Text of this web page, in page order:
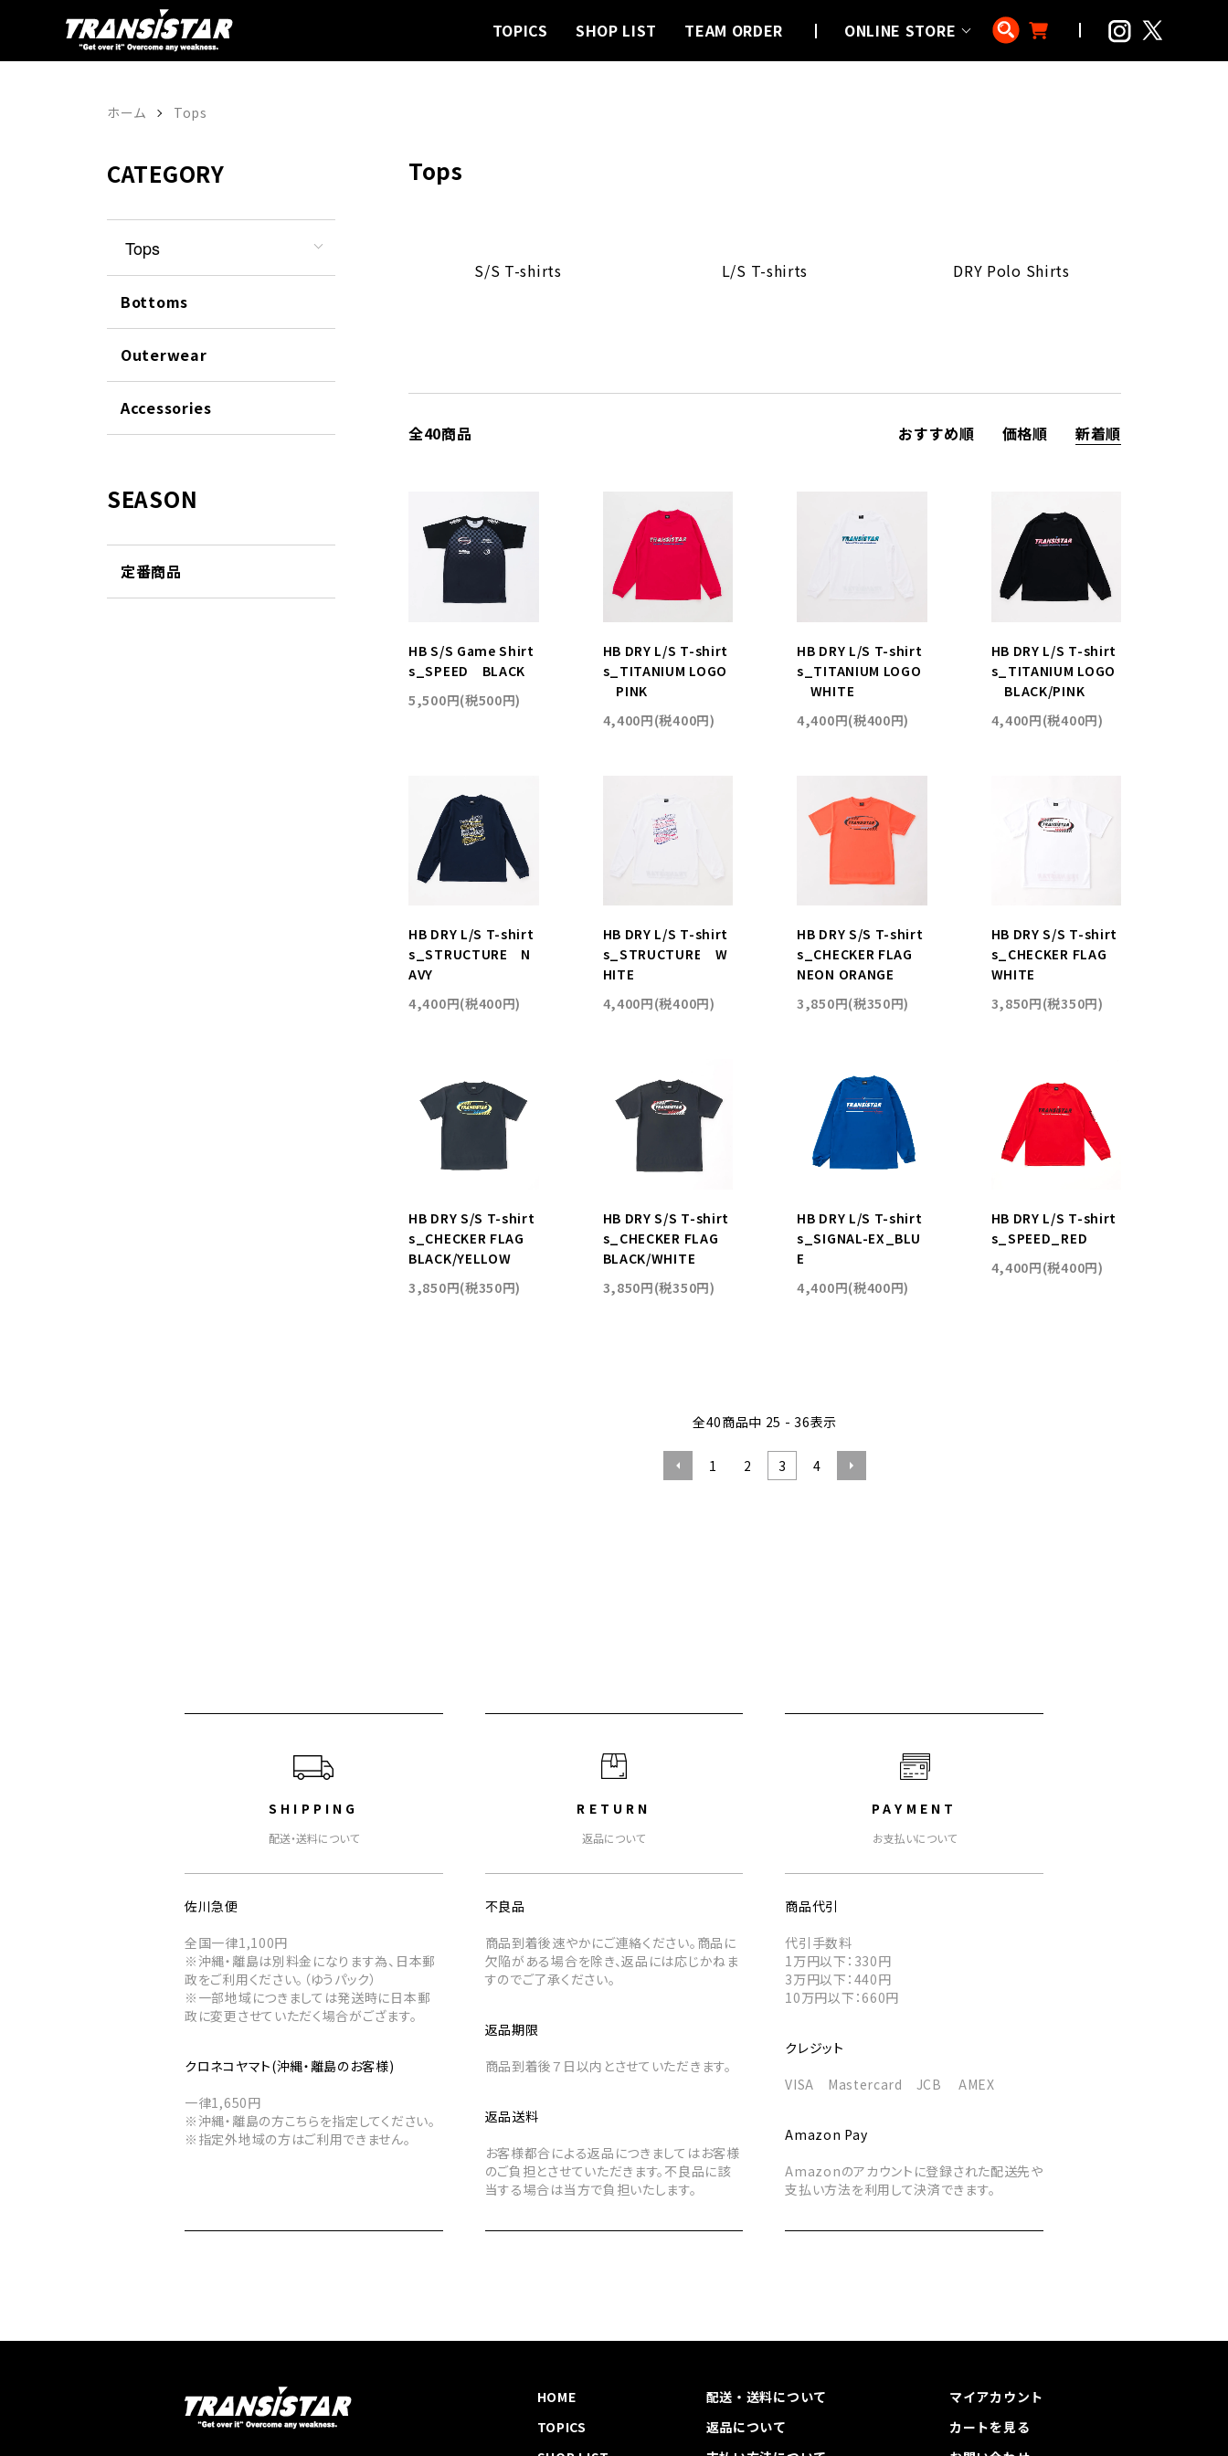
TOPICS SHOP LIST TEAM ORDER ONLINE STORE
ホーム Tops
Tops
S/S T-shirts L/S T-shirts DRY Polo Shirts
全40商品 おすすめ順 価格順 新着順
HB S/S Game Shirt
s_SPEED BLACK
5,500円(税500円)
HB DRY L/S T-shirt
s_TITANIUM LOGO
PINK
4,400円(税400円)
HB DRY L/S T-shirt
s_TITANIUM LOGO
WHITE
4,400円(税400円)
HB DRY L/S T-shirt
s_TITANIUM LOGO
BLACK/PINK
4,400円(税400円)
HB DRY L/S T-shirt
s_STRUCTURE N
AVY
4,400円(税400円)
HB DRY L/S T-shirt
s_STRUCTURE W
HITE
4,400円(税400円)
HB DRY S/S T-shirt
s_CHECKER FLAG
NEON ORANGE
3,850円(税350円)
HB DRY S/S T-shirt
s_CHECKER FLAG
WHITE
3,850円(税350円)
HB DRY S/S T-shirt
s_CHECKER FLAG
BLACK/YELLOW
3,850円(税350円)
HB DRY S/S T-shirt
s_CHECKER FLAG
BLACK/WHITE
3,850円(税350円)
HB DRY L/S T-shirt
s_SIGNAL-EX_BLU
E
4,400円(税400円)
HB DRY L/S T-shirt
s_SPEED_RED
4,400円(税400円)
全40商品中 25 - 36表示
1 2 3 4
CATEGORY
Tops
Bottoms
Outerwear
Accessories
SEASON
定番商品
SHIPPING
配送・送料について
佐川急便
全国一律1,100円
※沖縄・離島は別料金になります為、日本郵
政をご利用ください。（ゆうパック）
※一部地域につきましては発送時に日本郵
政に変更させていただく場合がござます。
クロネコヤマト(沖縄・離島のお客様)
一律1,650円
※沖縄・離島の方こちらを指定してください。
※指定外地域の方はご利用できません。
RETURN
返品について
不良品
商品到着後速やかにご連絡ください。商品に
欠陥がある場合を除き、返品には応じかねま
すのでご了承ください。
返品期限
商品到着後７日以内とさせていただきます。
返品送料
お客様都合による返品につきましてはお客様
のご負担とさせていただきます。不良品に該
当する場合は当方で負担いたします。
PAYMENT
お支払いについて
商品代引
代引手数料
1万円以下：330円
3万円以下：440円
10万円以下：660円
クレジット
VISA Mastercard JCB AMEX
Amazon Pay
Amazonのアカウントに登録された配送先や
支払い方法を利用して決済できます。
HOME
TOPICS
配送・送料について
返品について
マイアカウント
カートを見る